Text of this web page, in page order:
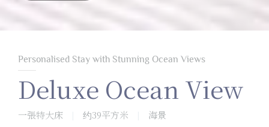
Personalised Stay with Stunning Ocean Views
Deluxe Ocean View
一張特大床 约39平方米 海景